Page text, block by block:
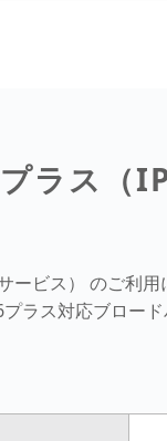
ラス （
ービス） のご利
ラス対応ブロード